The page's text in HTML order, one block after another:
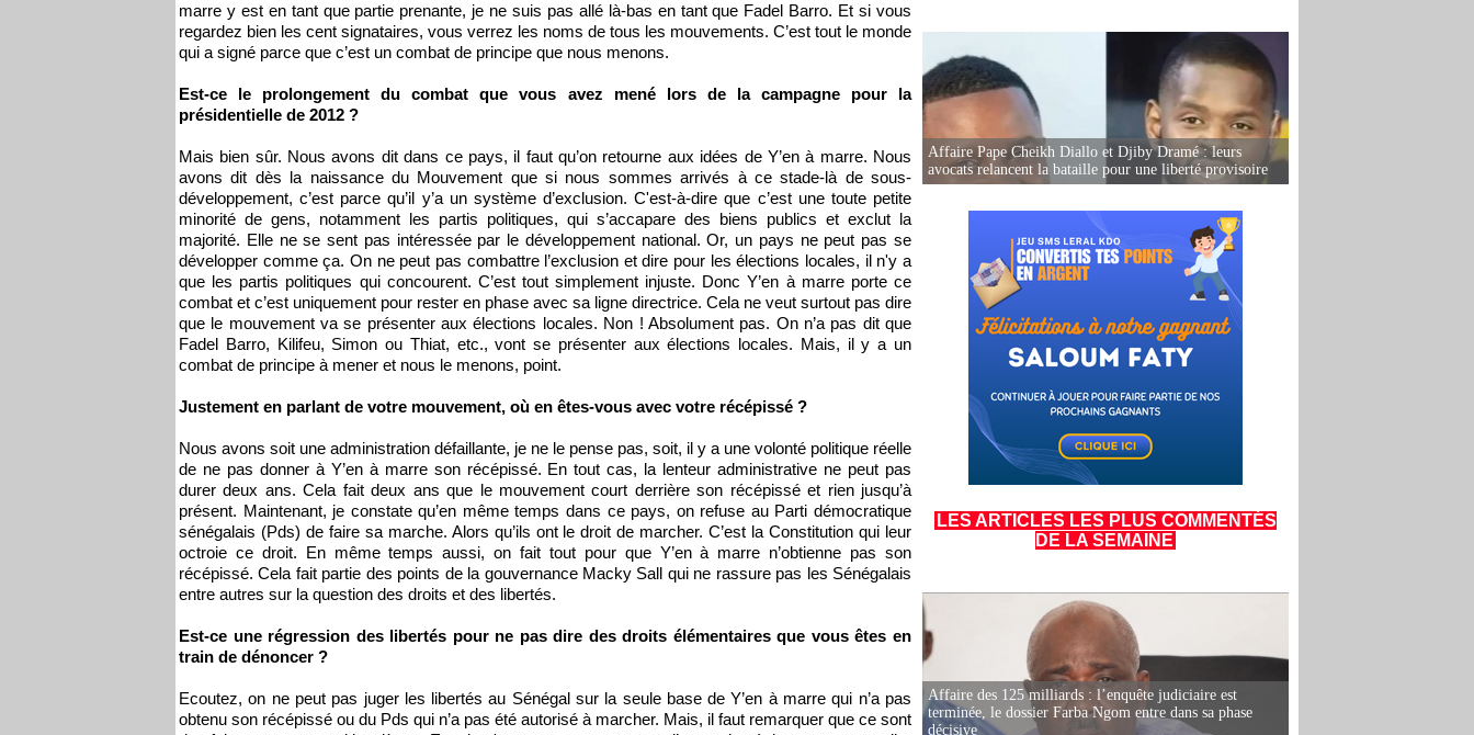
marre y est en tant que partie prenante, je ne suis pas allé là-bas en tant que Fadel Barro. Et si vous
regardez bien les cent signataires, vous verrez les noms de tous les mouvements. C’est tout le monde
qui a signé parce que c’est un combat de principe que nous menons.
Est-ce le prolongement du combat que vous avez mené lors de la campagne pour la
présidentielle de 2012 ?
Mais bien sûr. Nous avons dit dans ce pays, il faut qu’on retourne aux idées de Y’en à marre. Nous
avons dit dès la naissance du Mouvement que si nous sommes arrivés à ce stade-là de sous-
développement, c’est parce qu’il y’a un système d’exclusion. C'est-à-dire que c’est une toute petite
minorité de gens, notamment les partis politiques, qui s’accapare des biens publics et exclut la
majorité. Elle ne se sent pas intéressée par le développement national. Or, un pays ne peut pas se
développer comme ça. On ne peut pas combattre l’exclusion et dire pour les élections locales, il n'y a
que les partis politiques qui concourent. C’est tout simplement injuste. Donc Y’en à marre porte ce
combat et c’est uniquement pour rester en phase avec sa ligne directrice. Cela ne veut surtout pas dire
que le mouvement va se présenter aux élections locales. Non ! Absolument pas. On n’a pas dit que
Fadel Barro, Kilifeu, Simon ou Thiat, etc., vont se présenter aux élections locales. Mais, il y a un
combat de principe à mener et nous le menons, point.
Justement en parlant de votre mouvement, où en êtes-vous avec votre récépissé ?
Nous avons soit une administration défaillante, je ne le pense pas, soit, il y a une volonté politique réelle
de ne pas donner à Y’en à marre son récépissé. En tout cas, la lenteur administrative ne peut pas
durer deux ans. Cela fait deux ans que le mouvement court derrière son récépissé et rien jusqu’à
présent. Maintenant, je constate qu’en même temps dans ce pays, on refuse au Parti démocratique
sénégalais (Pds) de faire sa marche. Alors qu’ils ont le droit de marcher. C’est la Constitution qui leur
octroie ce droit. En même temps aussi, on fait tout pour que Y’en à marre n’obtienne pas son
récépissé. Cela fait partie des points de la gouvernance Macky Sall qui ne rassure pas les Sénégalais
entre autres sur la question des droits et des libertés.
Est-ce une régression des libertés pour ne pas dire des droits élémentaires que vous êtes en
train de dénoncer ?
Ecoutez, on ne peut pas juger les libertés au Sénégal sur la seule base de Y’en à marre qui n’a pas
obtenu son récépissé ou du Pds qui n’a pas été autorisé à marcher. Mais, il faut remarquer que ce sont
Affaire Pape Cheikh Diallo et Djiby Dramé : leurs
avocats relancent la bataille pour une liberté provisoire
LES ARTICLES LES PLUS COMMENTÉS
DE LA SEMAINE
Affaire des 125 milliards : l’enquête judiciaire est
terminée, le dossier Farba Ngom entre dans sa phase
décisive